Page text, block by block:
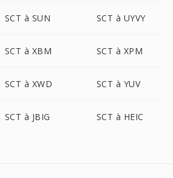
SCT à SUN SCT à UYVY
SCT à XBM SCT à XPM
SCT à XWD SCT à YUV
SCT à JBIG SCT à HEIC